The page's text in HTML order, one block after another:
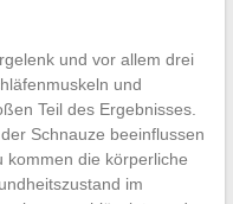
und vor allem drei
und
Teil des Ergebnisses.
Schnauze beeinflussen
kommen die körperliche
im